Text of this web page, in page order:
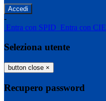
-
Entra con SPID Entra con CIE
Seleziona utente
button close ×
Recupero password